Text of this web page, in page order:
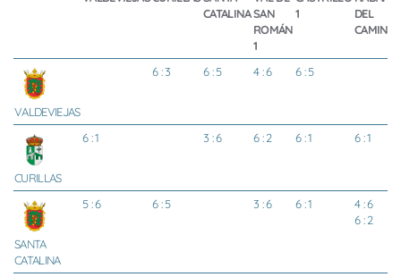
CATALINASAN
ROMÁN
1
1
DEL
CAMINO
VALDEVIEJAS
6 : 3 6 : 5 4 : 6 6 : 5
CURILLAS
6 : 1 3 : 6 6 : 2 6 : 1 6 : 1
SANTA
CATALINA
5 : 6 6 : 5 3 : 6 6 : 1
4 : 6
6 : 2